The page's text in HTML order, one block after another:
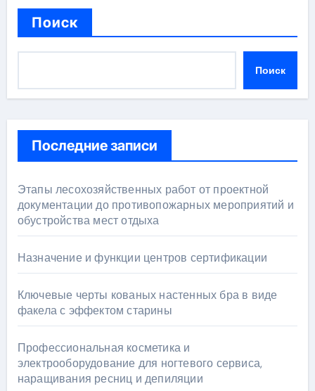
Поиск
Поиск
Последние записи
Этапы лесохозяйственных работ от проектной
документации до противопожарных мероприятий и
обустройства мест отдыха
Назначение и функции центров сертификации
Ключевые черты кованых настенных бра в виде
факела с эффектом старины
Профессиональная косметика и
электрооборудование для ногтевого сервиса,
наращивания ресниц и депиляции